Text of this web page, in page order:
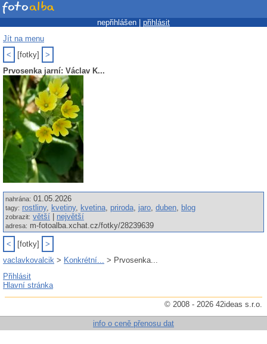
nepřihlášen | přihlásit
Jít na menu
<
[fotky]
>
Prvosenka jarní: Václav K...
nahrána: 01.05.2026
tagy: rostliny, kvetiny, kvetina, priroda, jaro, duben, blog
zobrazit: větší největší
adresa: m-fotoalba.xchat.cz/fotky/28239639
< [fotky]
>
vaclavkovalcik > Konkrétní... > Prvosenka...
Přihlásit
Hlavní stránka
© 2008 - 2026 42ideas s.r.o.
info o ceně přenosu dat